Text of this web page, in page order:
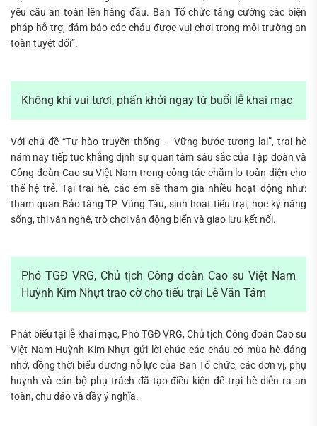
yêu cầu an toàn lên hàng đầu. Ban Tổ chức tăng cường các biện
pháp hỗ trợ, đảm bảo các cháu được vui chơi trong môi trường an
toàn tuyệt đối”.
Không khí vui tươi, phấn khởi ngay từ buổi lễ khai mạc
Với chủ đề “Tự hào truyền thống – Vững bước tương lai”, trại hè
năm nay tiếp tục khẳng định sự quan tâm sâu sắc của Tập đoàn và
Công đoàn Cao su Việt Nam trong công tác chăm lo toàn diện cho
thế hệ trẻ. Tại trại hè, các em sẽ tham gia nhiều hoạt động như:
tham quan Bảo tàng TP. Vũng Tàu, sinh hoạt tiểu trại, học kỹ năng
sống, thi văn nghệ, trò chơi vận động biển và giao lưu kết nối.
Phó TGĐ VRG, Chủ tịch Công đoàn Cao su Việt Nam
Huỳnh Kim Nhựt trao cờ cho tiểu trại Lê Văn Tám
Phát biểu tại lễ khai mạc, Phó TGĐ VRG, Chủ tịch Công đoàn Cao su
Việt Nam Huỳnh Kim Nhựt gửi lời chúc các cháu có mùa hè đáng
nhớ, đồng thời biểu dương nỗ lực của Ban Tổ chức, các đơn vị, phụ
huynh và cán bộ phụ trách đã tạo điều kiện để trại hè diễn ra an
toàn, chu đáo và đầy ý nghĩa.